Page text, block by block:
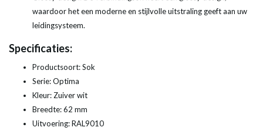
waardoor het een moderne en stijlvolle uitstraling geeft aan uw
leidingsysteem.
Specificaties:
Productsoort: Sok
Serie: Optima
Kleur: Zuiver wit
Breedte: 62 mm
Uitvoering: RAL9010